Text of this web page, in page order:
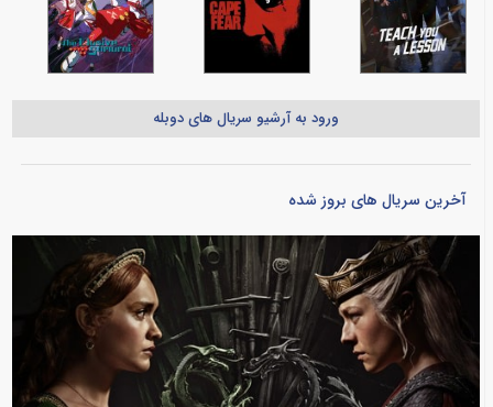
ورود به آرشیو سریال های دوبله
آخرین سریال های بروز شده